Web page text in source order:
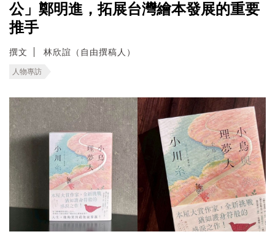
公」鄭明進，拓展台灣繪本發展的重要
推手
撰文 林欣誼（自由撰稿人）
人物專訪